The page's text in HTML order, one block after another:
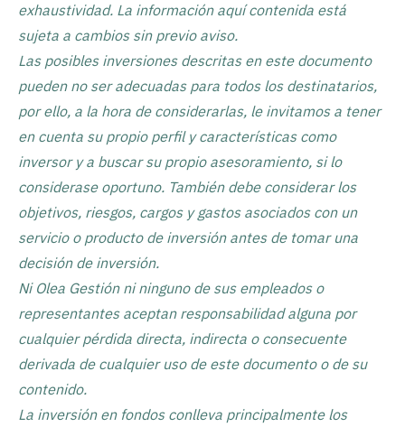
exhaustividad. La información aquí contenida está
sujeta a cambios sin previo aviso.
Las posibles inversiones descritas en este documento
pueden no ser adecuadas para todos los destinatarios,
por ello, a la hora de considerarlas, le invitamos a tener
en cuenta su propio perfil y características como
inversor y a buscar su propio asesoramiento, si lo
considerase oportuno. También debe considerar los
objetivos, riesgos, cargos y gastos asociados con un
servicio o producto de inversión antes de tomar una
decisión de inversión.
Ni Olea Gestión ni ninguno de sus empleados o
representantes aceptan responsabilidad alguna por
cualquier pérdida directa, indirecta o consecuente
derivada de cualquier uso de este documento o de su
contenido.
La inversión en fondos conlleva principalmente los